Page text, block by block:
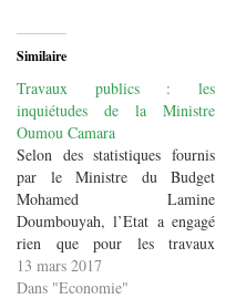
Similaire
Travaux publics : les
inquiétudes de la Ministre
Oumou Camara
Selon des statistiques fournis
par le Ministre du Budget
Mohamed Lamine
Doumbouyah, l’Etat a engagé
rien que pour les travaux
d’urgences sur les routes plus
de 200 milliards de GNF cette
13 mars 2017
Dans "Economie"